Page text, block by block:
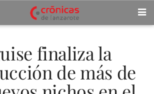
finaliza la
de más de